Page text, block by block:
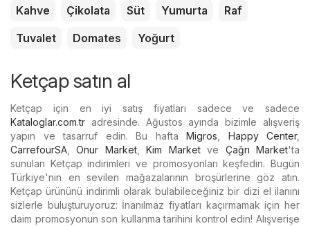
Kahve Çikolata Süt Yumurta
Raf
Tuvalet
Domates Yoğurt
Ketçap satın al
Ketçap için en iyi satış fiyatları sadece ve sadece
Kataloglar.com.tr adresinde. Ağustos ayında bizimle alışveriş
yapın ve tasarruf edin. Bu hafta Migros Happy Center,
CarrefourSA ,Onur Market,Kim Marketve Çağrı Market'ta
sunulan Ketçap indirimleri ve promosyonları keşfedin. Bugün
Türkiye'nin en sevilen mağazalarının broşürlerine göz atın.
Ketçap ürününü indirimli olarak bulabileceğiniz bir dizi el ilanını
sizlerle buluşturuyoruz: İnanılmaz fiyatları kaçırmamak için her
daim promosyonun son kullanma tarihini kontrol edin! Alışverişe